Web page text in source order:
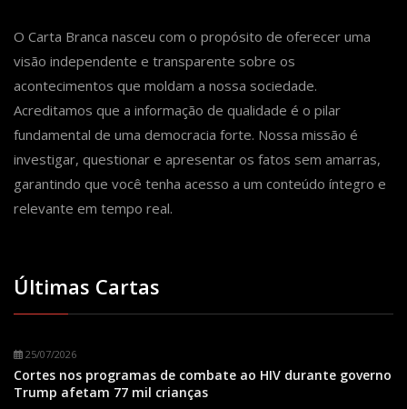
O Carta Branca nasceu com o propósito de oferecer uma
visão independente e transparente sobre os
acontecimentos que moldam a nossa sociedade.
Acreditamos que a informação de qualidade é o pilar
fundamental de uma democracia forte. Nossa missão é
investigar, questionar e apresentar os fatos sem amarras,
garantindo que você tenha acesso a um conteúdo íntegro e
relevante em tempo real.
Últimas Cartas
25/07/2026
Cortes nos programas de combate ao HIV durante governo
Trump afetam 77 mil crianças